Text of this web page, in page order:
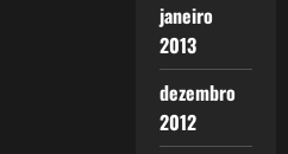
janeiro
2013
dezembro
2012